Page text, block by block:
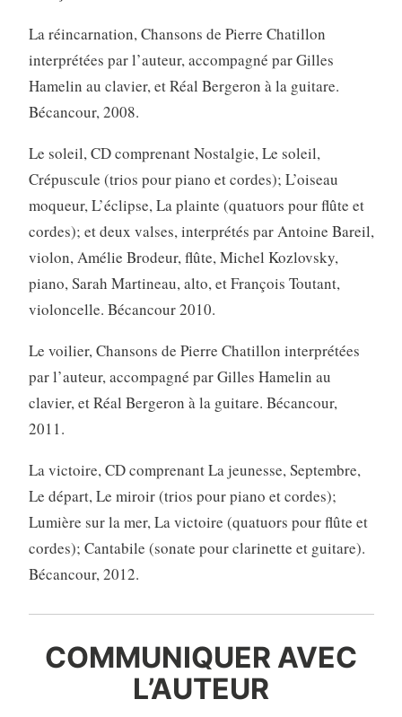
La réincarnation, Chansons de Pierre Chatillon
interprétées par l’auteur, accompagné par Gilles
Hamelin au clavier, et Réal Bergeron à la guitare.
Bécancour, 2008.
Le soleil, CD comprenant Nostalgie, Le soleil,
Crépuscule (trios pour piano et cordes); L’oiseau
moqueur, L’éclipse, La plainte (quatuors pour flûte et
cordes); et deux valses, interprétés par Antoine Bareil,
violon, Amélie Brodeur, flûte, Michel Kozlovsky,
piano, Sarah Martineau, alto, et François Toutant,
violoncelle. Bécancour 2010.
Le voilier, Chansons de Pierre Chatillon interprétées
par l’auteur, accompagné par Gilles Hamelin au
clavier, et Réal Bergeron à la guitare. Bécancour,
2011.
La victoire, CD comprenant La jeunesse, Septembre,
Le départ, Le miroir (trios pour piano et cordes);
Lumière sur la mer, La victoire (quatuors pour flûte et
cordes); Cantabile (sonate pour clarinette et guitare).
Bécancour, 2012.
COMMUNIQUER AVEC
L’AUTEUR